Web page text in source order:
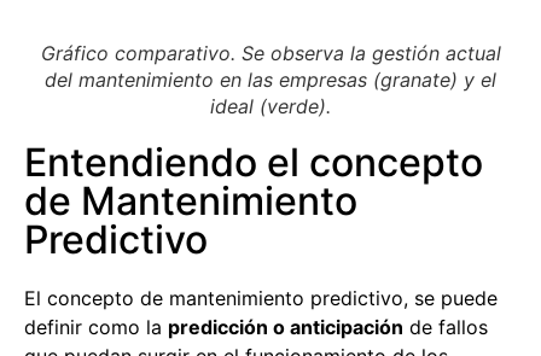
Gráfico comparativo. Se observa la gestión actual
del mantenimiento en las empresas (granate) y el
ideal (verde).
Entendiendo el concepto
de Mantenimiento
Predictivo
El concepto de mantenimiento predictivo, se puede
definir como la predicción o anticipación de fallos